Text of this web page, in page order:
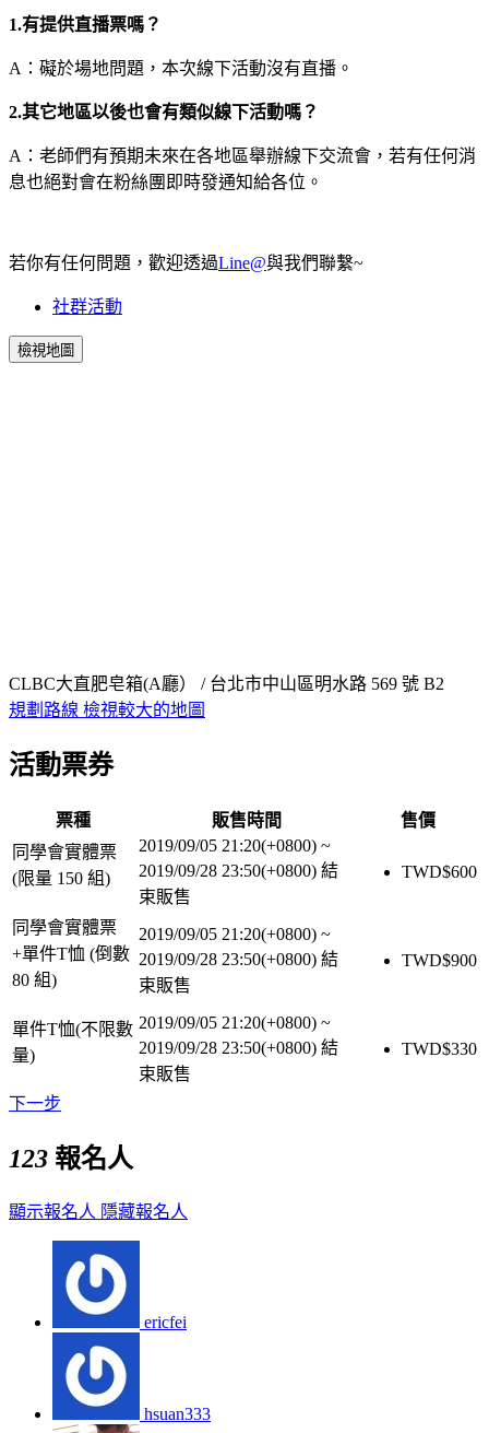
1.有提供直播票嗎？
A：礙於場地問題，本次線下活動沒有直播。
2.其它地區以後也會有類似線下活動嗎？
A：老師們有預期未來在各地區舉辦線下交流會，若有任何消
息也絕對會在粉絲團即時發通知給各位。
若你有任何問題，歡迎透過Line@與我們聯繫~
社群活動
檢視地圖
CLBC大直肥皂箱(A廳） / 台北市中山區明水路 569 號 B2
規劃路線 檢視較大的地圖
活動票券
票種 販售時間
售價
同學會實體票
(限量 150 組)
2019/09/05 21:20(+0800) ~
2019/09/28 23:50(+0800) 結
束販售
TWD$600
同學會實體票
+單件T恤 (倒數
80 組)
2019/09/05 21:20(+0800) ~
2019/09/28 23:50(+0800) 結
束販售
TWD$900
單件T恤(不限數
量)
2019/09/05 21:20(+0800) ~
2019/09/28 23:50(+0800) 結
束販售
TWD$330
下一步
123 報名人
顯示報名人 隱藏報名人
ericfei
hsuan333